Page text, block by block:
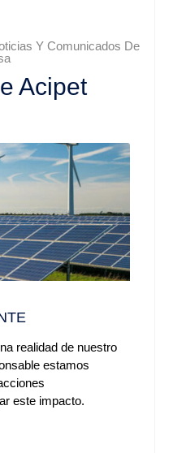
Y Comunicados De
Acipet
realidad de nuestro
estamos
este impacto.